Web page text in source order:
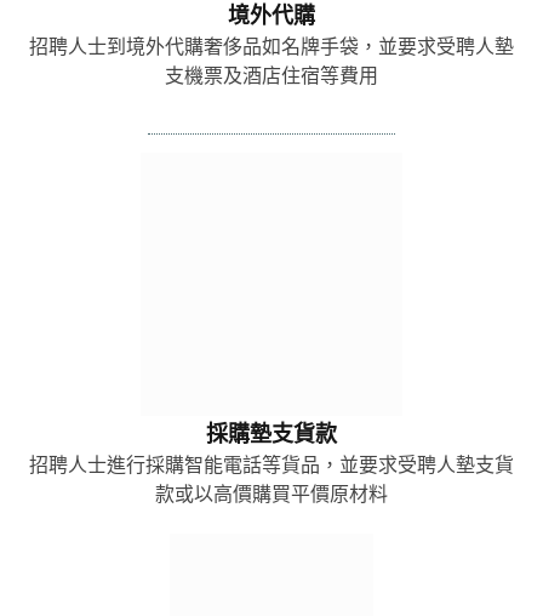
境外代購
招聘人士到境外代購奢侈品如名牌手袋，並要求受聘人墊
支機票及酒店住宿等費用
採購墊支貨款
招聘人士進行採購智能電話等貨品，並要求受聘人墊支貨
款或以高價購買平價原材料